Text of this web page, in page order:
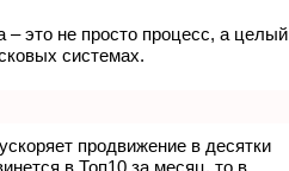
– это не просто процесс, а целый
системах.
продвижение в десятки
в Топ10 за месяц, то в